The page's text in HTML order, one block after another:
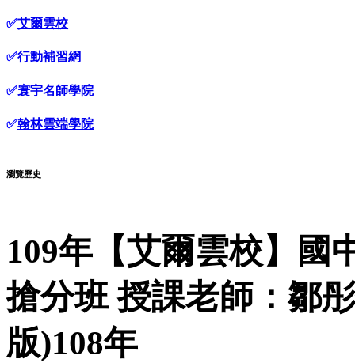
✅艾爾雲校
✅行動補習網
✅寰宇名師學院
✅翰林雲端學院
瀏覽歷史
109年【艾爾雲校】國
搶分班 授課老師：鄒
版)108年